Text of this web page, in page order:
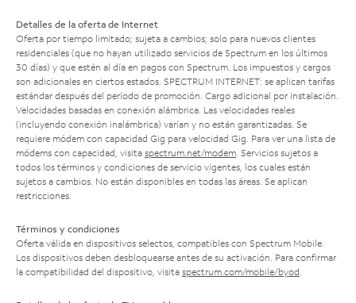
Detalles de la oferta de Internet
Oferta por tiempo limitado; sujeta a cambios; solo para nuevos clientes
residenciales (que no hayan utilizado servicios de Spectrum en los últimos
30 días) y que estén al día en pagos con Spectrum. Los impuestos y cargos
son adicionales en ciertos estados. SPECTRUM INTERNET: se aplican tarifas
estándar después del período de promoción. Cargo adicional por instalación.
Velocidades basadas en conexión alámbrica. Las velocidades reales
(incluyendo conexión inalámbrica) varían y no están garantizadas. Se
requiere módem con capacidad Gig para velocidad Gig. Para ver una lista de
módems con capacidad, visita spectrum.net/modem . Servicios sujetos a
todos los términos y condiciones de servicio vigentes, los cuales están
sujetos a cambios. No están disponibles en todas las áreas. Se aplican
restricciones.
Términos y condiciones
Oferta válida en dispositivos selectos, compatibles con Spectrum Mobile.
Los dispositivos deben desbloquearse antes de su activación. Para confirmar
la compatibilidad del dispositivo, visita spectrum.com/mobile/byod